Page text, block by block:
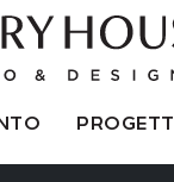
PROGETTI